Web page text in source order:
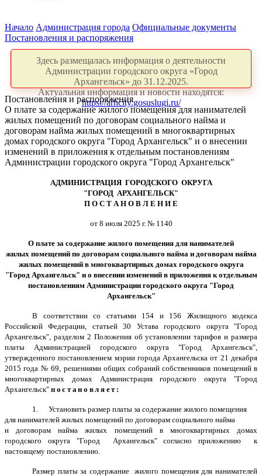
Начало Администрация города Официальные документы
Постановления и распоряжения
Здесь размещалась информация о деятельности
Администрации городского округа «Город
Архангельск» до 31.12.2025.
Актуальная информация и новости находятся:
https://arhcity.gosuslugi.ru/
Постановления и распоряжения
О плате за содержание жилого помещения для нанимателей
жилых помещений по договорам социального найма и
договорам найма жилых помещений в многоквартирных
домах городского округа "Город Архангельск" и о внесении
изменений в приложения к отдельным постановлениям
Администрации городского округа "Город Архангельск"
АДМИНИСТРАЦИЯ ГОРОДСКОГО ОКРУГА
"ГОРОД АРХАНГЕЛЬСК"
П О С Т А Н О В Л Е Н И Е
от 8 июля 2025 г. № 1140
О плате за содержание жилого помещения для нанимателей
жилых помещений по договорам социального найма и договорам найма
жилых помещений в многоквартирных домах городского округа
"Город Архангельск" и о внесении изменений в приложения к отдельным
постановлениям Администрации городского округа "Город
Архангельск"
В соответствии со статьями 154 и 156 Жилищного кодекса
Российской Федерации, статьей 30 Устава городского округа "Город
Архангельск", разделом 2 Положения об установлении тарифов и размера
платы Администрацией городского округа "Город Архангельск",
утвержденного постановлением мэрии города Архангельска от 21 декабря
2015 года № 69, решениями общих собраний собственников помещений в
многоквартирных домах Администрация городского округа "Город
Архангельск" постановляет:
1. Установить размер платы за содержание жилого помещения
для нанимателей жилых помещений по договорам социального найма
и договорам найма жилых помещений в многоквартирных домах
городского округа "Город Архангельск" согласно приложению к
настоящему постановлению.
Размер платы за содержание жилого помещения для нанимателей